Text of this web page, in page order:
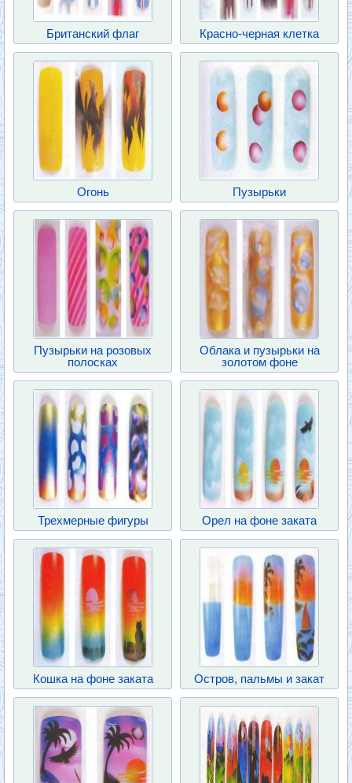
Британский флаг Красно-черная клетка
Огонь Пузырьки
Пузырьки на розовых
полосках
Облака и пузырьки на
золотом фоне
Трехмерные фигуры Орел на фоне заката
Кошка на фоне заката Остров, пальмы и закат